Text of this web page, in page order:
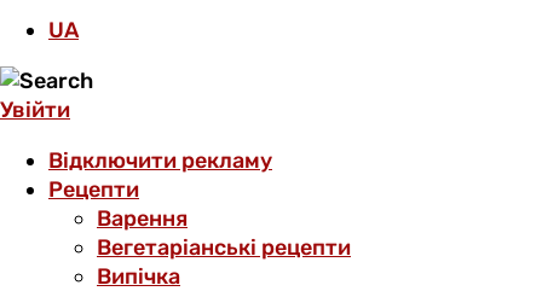
UA
Увійти
Відключити рекламу
Рецепти
Варення
Вегетаріанські рецепти
Випічка